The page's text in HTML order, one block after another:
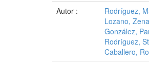
Autor :
Rodríguez,
Lozano,
González,
Rodríguez,
Caballero,